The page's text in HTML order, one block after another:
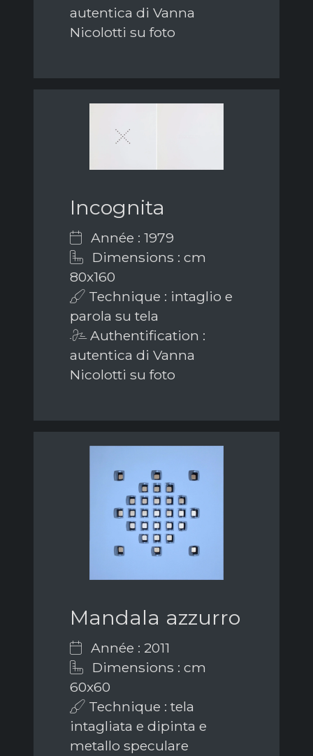
autentica di Vanna
Nicolotti su foto
Incognita
Année : 1979
Dimensions : cm
80x160
Technique : intaglio e
parola su tela
Authentification :
autentica di Vanna
Nicolotti su foto
Mandala azzurro
Année : 2011
Dimensions : cm
60x60
Technique : tela
intagliata e dipinta e
metallo speculare